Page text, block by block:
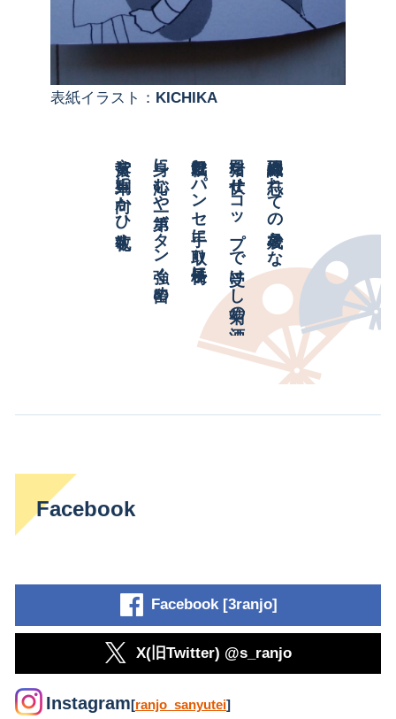
表紙イラスト： KICHIKA
羽織紐締め忘れての残暑かな
猪口を伏せコップで受けし菊の酒
秋気澄むパンセ手に取り長椅子に
身に沁むや第一ボタン強く留め
黄落や車列に向かひ敬礼す
Facebook
Facebook [3ranjo]
X(旧Twitter) @s_ranjo
Instagram[ranjo_sanyutei]